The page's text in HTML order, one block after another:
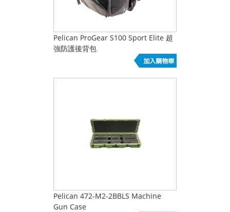
Pelican ProGear S100 Sport Elite 超
強防護後背包
Pelican 472-M2-2BBLS Machine
Gun Case